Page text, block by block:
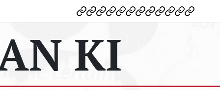
देश विदेशपोलटिकल
मनोरंजन
शिक्षाटेक्नोलॉजी
व्यापारक्राइम
धर्म खेलक्रिप्टोस्वास्थ्य
KI